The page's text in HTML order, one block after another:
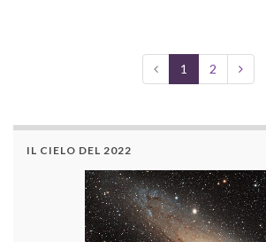
1 2
IL CIELO DEL 2022